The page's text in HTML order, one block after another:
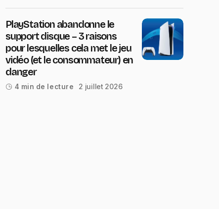
PlayStation abandonne le
support disque – 3 raisons
pour lesquelles cela met le jeu
vidéo (et le consommateur) en
danger
4 min de lecture 2 juillet 2026